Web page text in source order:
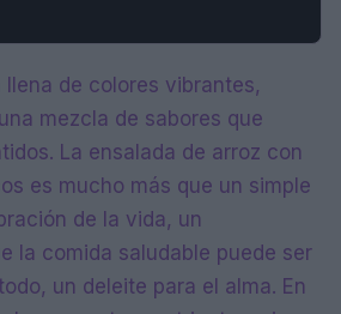
llena de colores vibrantes,
mezcla de sabores que
La ensalada de arroz con
es mucho más que un simple
de la vida, un
la comida saludable puede ser
un deleite para el alma. En